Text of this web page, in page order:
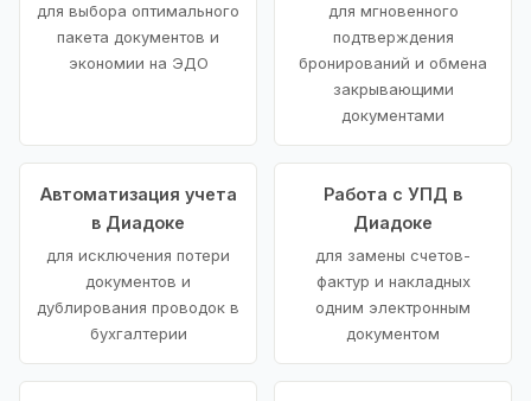
для выбора оптимального
пакета документов и
экономии на ЭДО
для мгновенного
подтверждения
бронирований и обмена
закрывающими
документами
Автоматизация учета
в Диадоке
для исключения потери
документов и
дублирования проводок в
бухгалтерии
Работа с УПД в
Диадоке
для замены счетов-
фактур и накладных
одним электронным
документом